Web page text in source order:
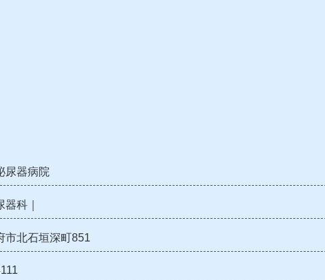
尿器病院
器科｜
市北石垣深町851